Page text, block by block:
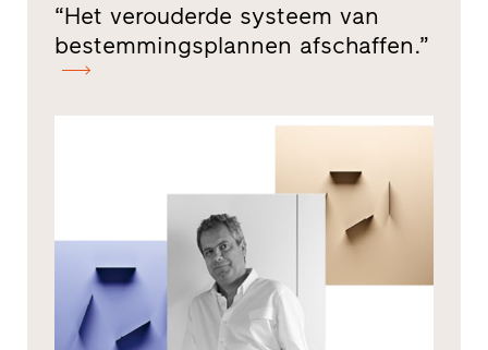
“Het verouderde systeem van
bestemmingsplannen afschaffen.”